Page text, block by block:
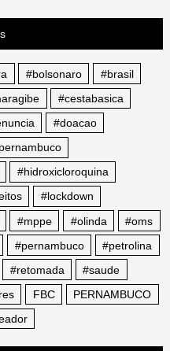
#bolsonaro
#brasil
#cestabasica
#doacao
#hidroxicloroquina
#lockdown
#mppe #olinda
#oms
#pernambuco
#petrolina
#retomada
#saude
FBC
PERNAMBUCO